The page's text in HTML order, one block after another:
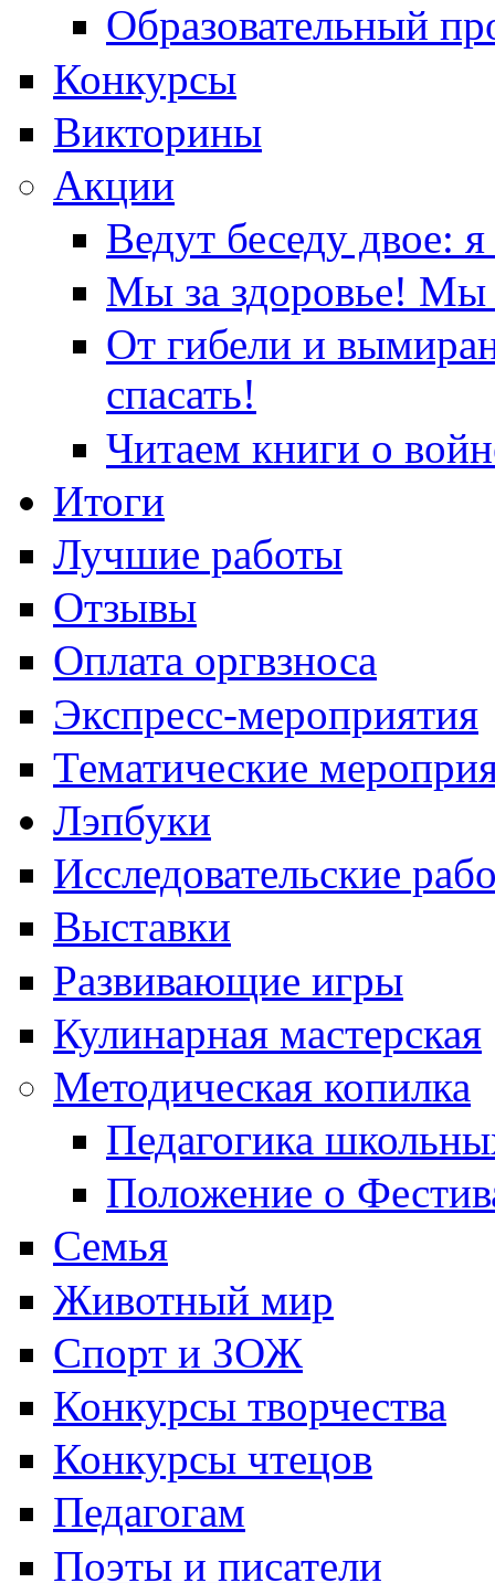
Образовательный
Конкурсы
Викторины
Акции
Ведут беседу двое:
Мы за здоровье! Мы
От гибели и
спасать!
Читаем книги о
Итоги
Лучшие работы
Отзывы
Оплата оргвзноса
Экспресс-мероприятия
Тематические
Лэпбуки
Исследовательские
Выставки
Развивающие игры
Кулинарная мастерская
Методическая копилка
Педагогика
Положение о
Семья
Животный мир
Спорт и ЗОЖ
Конкурсы творчества
Конкурсы чтецов
Педагогам
Поэты и писатели